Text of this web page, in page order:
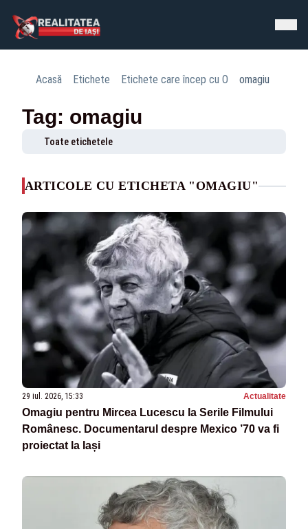
Acasă Etichete Etichete care încep cu O omagiu
Tag: omagiu
Toate etichetele
ARTICOLE CU ETICHETA "OMAGIU"
29 iul. 2026, 15:33 Actualitate
Omagiu pentru Mircea Lucescu la Serile Filmului
Românesc. Documentarul despre Mexico ’70 va fi
proiectat la Iași